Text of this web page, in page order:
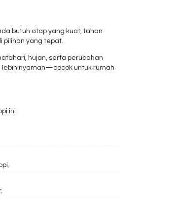
butuh atap yang kuat, tahan
pilihan yang tepat.
hujan, serta perubahan
nyaman—cocok untuk rumah
ini :